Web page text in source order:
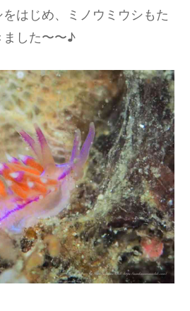
はじめ、ミノウミウシもた
ました〜〜♪